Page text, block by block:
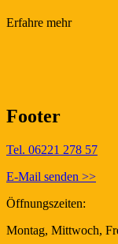
Erfahre mehr
Footer
Tel. 06221 278 57
E-Mail senden >>
Öffnungszeiten:
Montag, Mittwoch,